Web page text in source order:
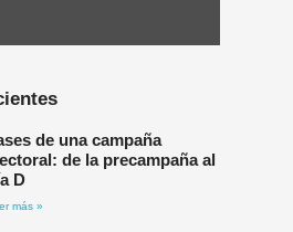
de una campaña
de la precampaña al
D
más »